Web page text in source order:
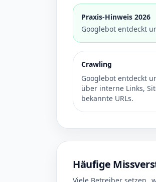
Praxis-Hinweis 2026
Googlebot entdeckt
Crawling
Googlebot entdeckt
über interne Links,
bekannte URLs.
Häufige